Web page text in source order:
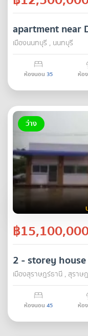
apartment near
เมืองนนทบุรี , นนทบุรี
ห้องนอน 35 ห้อ
ว่าง
฿
2 - storey
เมืองสุราษฎร์ธานี , สุราษ
ห้องนอน 45 ห้อ